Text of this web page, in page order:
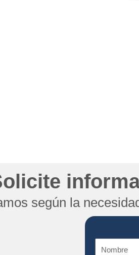
según la